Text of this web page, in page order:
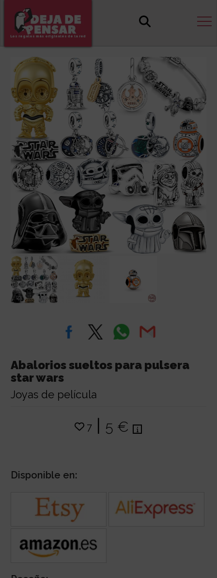
Los regalos más originales de la red
Abalorios sueltos para pulsera
star wars
Joyas de película
7 | 5 €
Disponible en: